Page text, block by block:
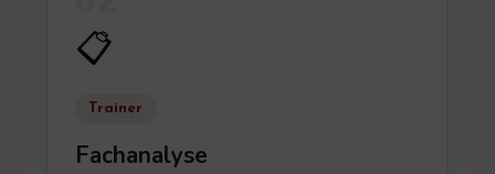
📋
Trainer
Fachanalyse